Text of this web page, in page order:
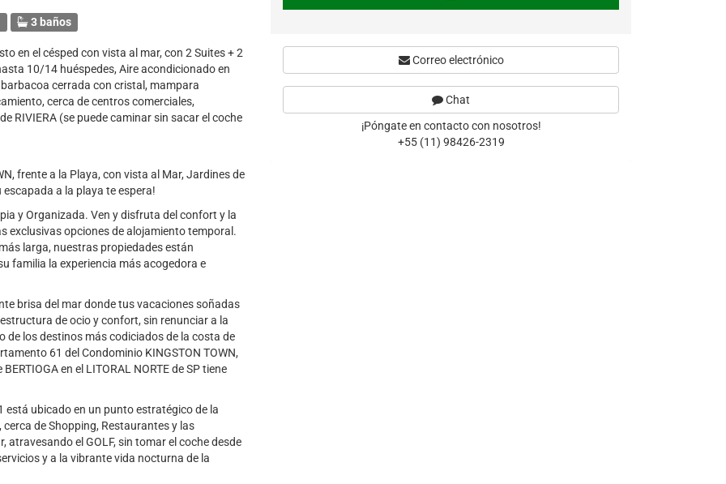
3 baños
en el césped con vista al mar, con 2 Suites + 2
10/14 huéspedes, Aire acondicionado en
cerrada con cristal, mampara
cerca de centros comerciales,
RIVIERA (se puede caminar sin sacar el coche
frente a la Playa, con vista al Mar, Jardines de
escapada a la playa te espera!
y Organizada. Ven y disfruta del confort y la
exclusivas opciones de alojamiento temporal.
larga, nuestras propiedades están
familia la experiencia más acogedora e
brisa del mar donde tus vacaciones soñadas
de ocio y confort, sin renunciar a la
de los destinos más codiciados de la costa de
61 del Condominio KINGSTON TOWN,
en el LITORAL NORTE de SP tiene
está ubicado en un punto estratégico de la
de Shopping, Restaurantes y las
atravesando el GOLF, sin tomar el coche desde
y a la vibrante vida nocturna de la
Correo electrónico
Chat
¡Póngate en contacto con nosotros!
+55 (11) 98426-2319